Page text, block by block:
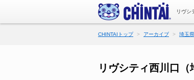
リヴシ
CHINTAIトップ アーカイブ 埼玉県
リヴシティ西川口